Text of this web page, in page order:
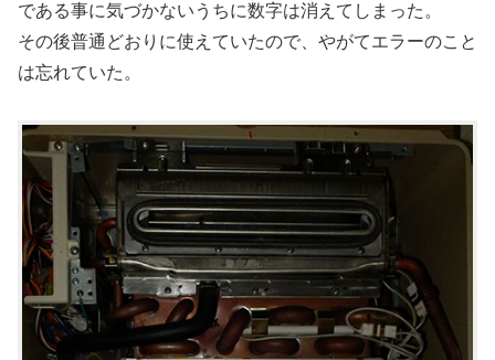
である事に気づかないうちに数字は消えてしまった。
その後普通どおりに使えていたので、やがてエラーのこと
は忘れていた。